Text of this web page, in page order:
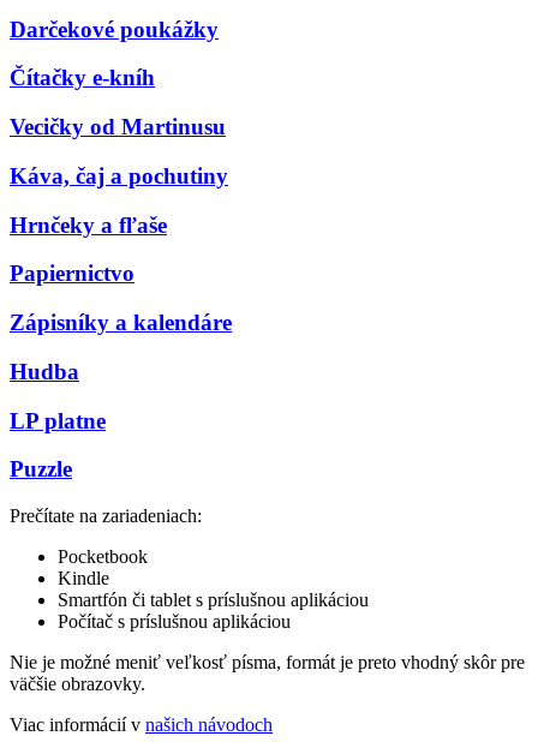
Darčekové poukážky
Čítačky e-kníh
Vecičky od Martinusu
Káva, čaj a pochutiny
Hrnčeky a fľaše
Papiernictvo
Zápisníky a kalendáre
Hudba
LP platne
Puzzle
Prečítate na zariadeniach:
Pocketbook
Kindle
Smartfón či tablet s príslušnou aplikáciou
Počítač s príslušnou aplikáciou
Nie je možné meniť veľkosť písma, formát je preto vhodný skôr pre
väčšie obrazovky.
Viac informácií v našich návodoch